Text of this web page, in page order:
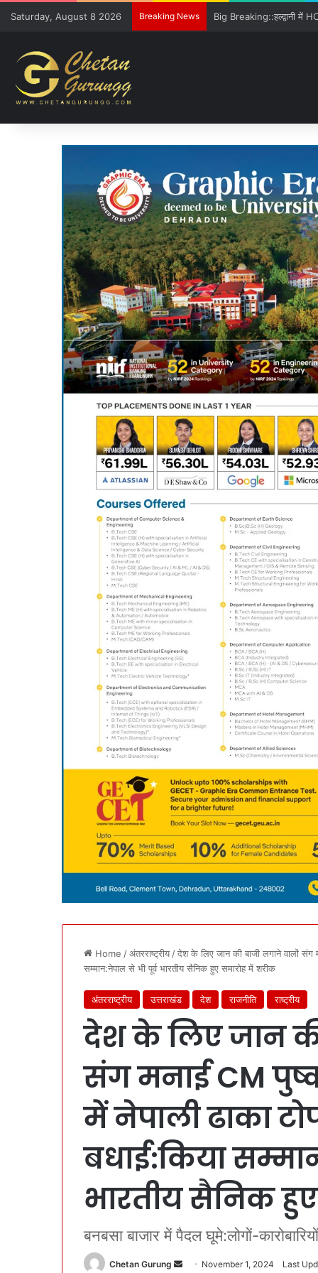
Saturday, August 8 2026 Breaking News Freshers को GE विवि की
Home /अंतरराष्ट्रीय /देश के लिए जान की बाजी लगाने वालों संग
सम्मान:नेपाल से भी पूर्व भारतीय सैनिक हुए समारोह में शरीक
अंतरराष्ट्रीय उत्तराखंड देश राजनीति राष्ट्रीय
देश के लिए जान
संग मनाई CM
में नेपाली ढाका
बधाई:किया
भारतीय सैनिक
बनबसा बाजार में पैदल घूमे:लोगों-
Chetan Gurung November 1, 2024 Last